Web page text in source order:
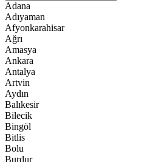
Adana
Adıyaman
Afyonkarahisar
Ağrı
Amasya
Ankara
Antalya
Artvin
Aydın
Balıkesir
Bilecik
Bingöl
Bitlis
Bolu
Burdur